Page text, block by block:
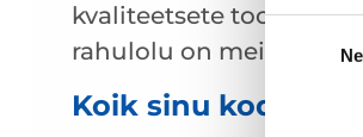
Piekrišanas
kvaliteetsete
rahulolu on meie
Koik sinu kodu ja